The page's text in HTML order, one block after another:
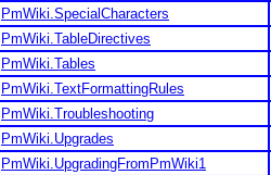
PmWiki.SpecialCharacters
PmWiki.TableDirectives
PmWiki.Tables
PmWiki.TextFormattingRules
PmWiki.Troubleshooting
PmWiki.Upgrades
PmWiki.UpgradingFromPmWiki1